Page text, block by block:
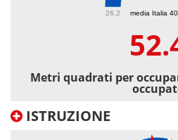
media Italia
26.2
Metri quadrati per
ISTRUZIONE